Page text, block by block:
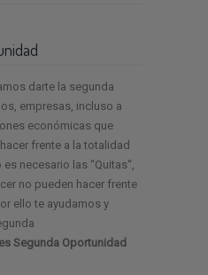
darte la segunda
empresas, incluso a
económicas que
frente a la totalidad
necesario las “Quitas“,
no pueden hacer frente
ello te ayudamos y
Segunda Oportunidad